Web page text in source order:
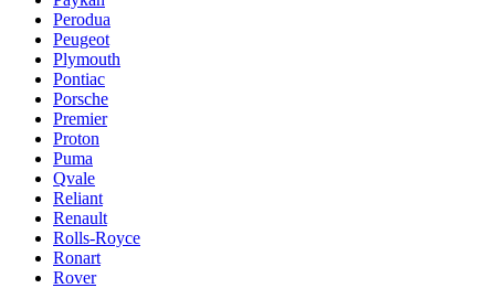
Perodua
Peugeot
Plymouth
Pontiac
Porsche
Premier
Proton
Puma
Qvale
Reliant
Renault
Rolls-Royce
Ronart
Rover